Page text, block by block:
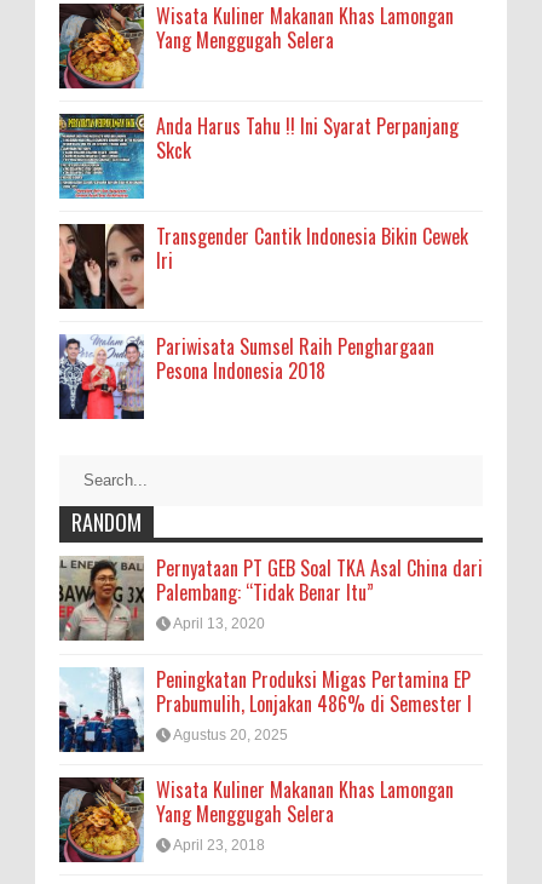
Wisata Kuliner Makanan Khas Lamongan
Yang Menggugah Selera
Anda Harus Tahu !! Ini Syarat Perpanjang
Skck
Transgender Cantik Indonesia Bikin Cewek
Iri
Pariwisata Sumsel Raih Penghargaan
Pesona Indonesia 2018
RANDOM
Pernyataan PT GEB Soal TKA Asal China dari
Palembang: “Tidak Benar Itu”
April 13, 2020
Peningkatan Produksi Migas Pertamina EP
Prabumulih, Lonjakan 486% di Semester I
Agustus 20, 2025
Wisata Kuliner Makanan Khas Lamongan
Yang Menggugah Selera
April 23, 2018